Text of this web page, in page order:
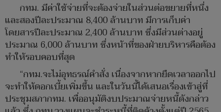
กทม. มีค่าใช้จ่ายที่จะต้องจ่ายในส่วนต่อขยายที่หนึ่ง
และสองปีละประมาณ 8,400 ล้านบาท มีการเก็บค่า
โดยสารปีละประมาณ 2,400 ล้านบาท ซึ่งมีส่วนต่างอยู่
ประมาณ 6,000 ล้านบาท ซึ่งหน้าที่ของฝ่ายบริหารคือต้อง
ทำให้รอบคอบที่สุด
“กทม.จะไม่อุทธรณ์คำสั่ง เนื่องจากหากยืดเวลาออกไป
จะทำให้ดอกเบี้ยเพิ่มขึ้น และในวันนี้ได้เสนอเรื่องเข้าสู่ที่
ประชุมสภากทม. เพื่ออนุมัติงบประมาณจ่ายหนี้ดังกล่าว